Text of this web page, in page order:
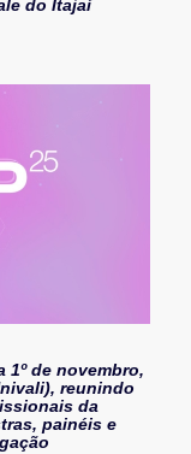
do Itajaí
1º de novembro,
reunindo
da
painéis e